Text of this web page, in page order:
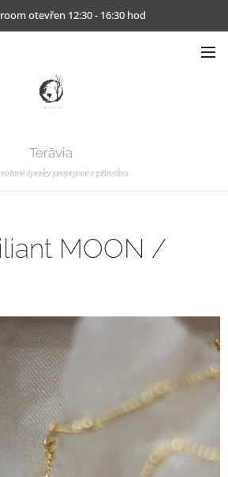
otevřen 12:30 - 16:30 hod
Terāvia
šperky propojené s přírodou
MOON /